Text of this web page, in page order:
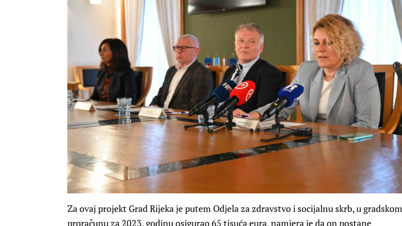
Za ovaj projekt Grad Rijeka je putem Odjela za zdravstvo i socijalnu skrb, u gradskom
proračunu za 2023. godinu osigurao 65 tisuća eura, namjera je da on postane